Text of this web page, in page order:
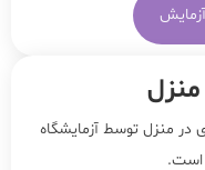
در منزل توسط آزمایشگاه
است.